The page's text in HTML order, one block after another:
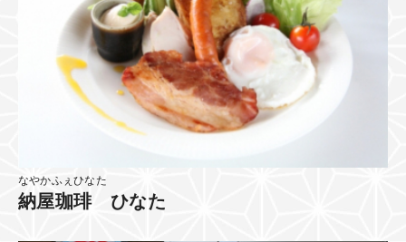
なやかふぇひなた
納屋珈琲 ひなた